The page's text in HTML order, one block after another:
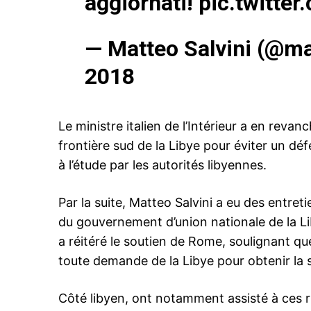
S'ABONNER
une base militaire au sud de la
L’ambassadeur italien à Tripoli,
Perrone, a catégoriquement nié
appelé les rumeurs sur
d’une base militaire italienne à
au communiqué du
contre toute tentative de ce…
30 June 2018
— Matteo Salvini
2018
Le ministre italien de l’Intérieur a en
frontière sud de la Libye pour éviter un
à l’étude par les autorités libyennes.
Par la suite, Matteo Salvini a eu des
du gouvernement d’union nationale de la
a réitéré le soutien de Rome, soulignant
toute demande de la Libye pour obtenir la
Côté libyen, ont notamment assisté à ces